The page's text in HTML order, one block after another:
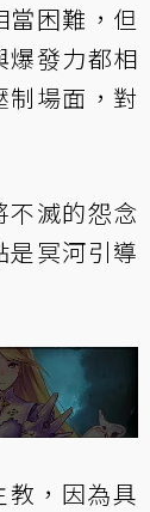
當困難，但
爆發力都相
制場面，對
不滅的怨念
是冥河引導
，因為具